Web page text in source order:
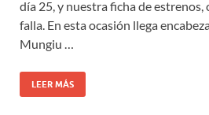
día 25, y nuestra ficha de estrenos,
falla. En esta ocasión llega
Mungiu …
LEER MÁS